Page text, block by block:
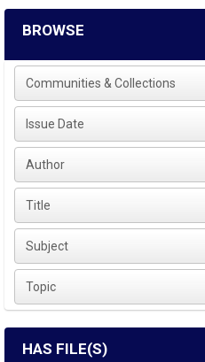
BROWSE
Communities & Collections
Issue Date
Author
Title
Subject
Topic
HAS FILE(S)